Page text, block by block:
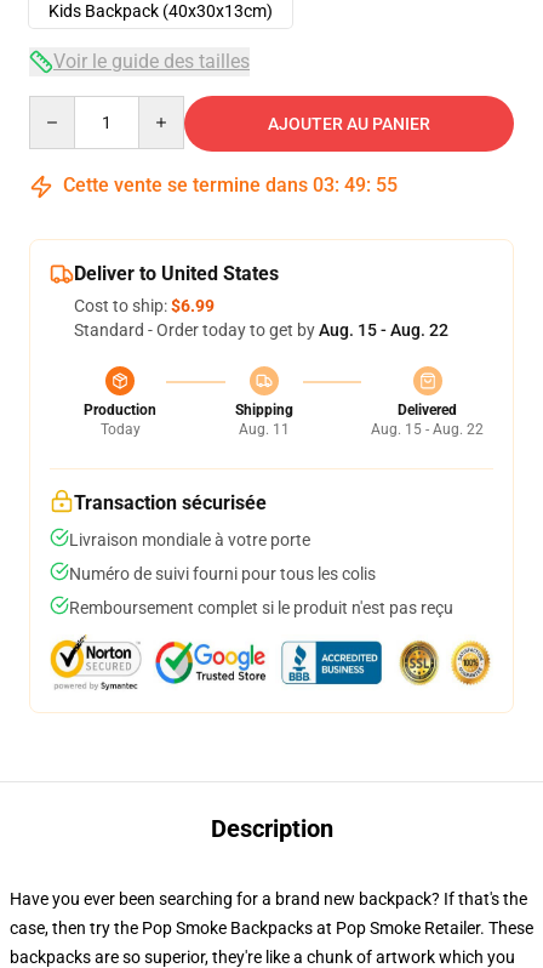
Kids Backpack (40x30x13cm)
Voir le guide des tailles
AJOUTER AU PANIER
Cette vente se termine dans 03: 49: 54
Deliver to United States
Cost to ship:$6.99
Standard - Order today to get byAug. 15 - Aug. 22
Production
Today
Shipping
Aug. 11
Delivered
Aug. 15 - Aug. 22
Transaction sécurisée
Livraison mondiale à votre porte
Numéro de suivi fourni pour tous les colis
Remboursement complet si le produit n'est pas reçu
Description
Have you ever been searching for a brand new backpack? If that's the
case, then try the Pop Smoke Backpacks at Pop Smoke Retailer. These
backpacks are so superior, they're like a chunk of artwork which you